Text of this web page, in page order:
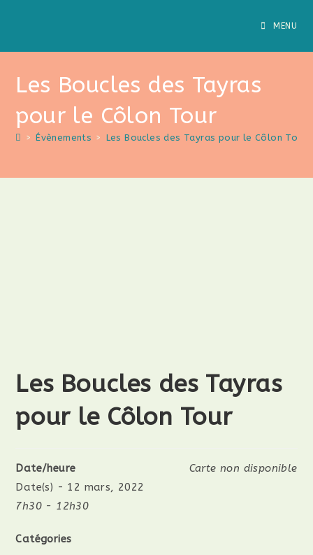
MENU
Les Boucles des Tayras
pour le Côlon Tour
> Évènements > Les Boucles des Tayras pour le Côlon Tour
Les Boucles des Tayras
pour le Côlon Tour
Carte non disponible
Date/heure
Date(s) - 12 mars, 2022
7h30 - 12h30
Catégories